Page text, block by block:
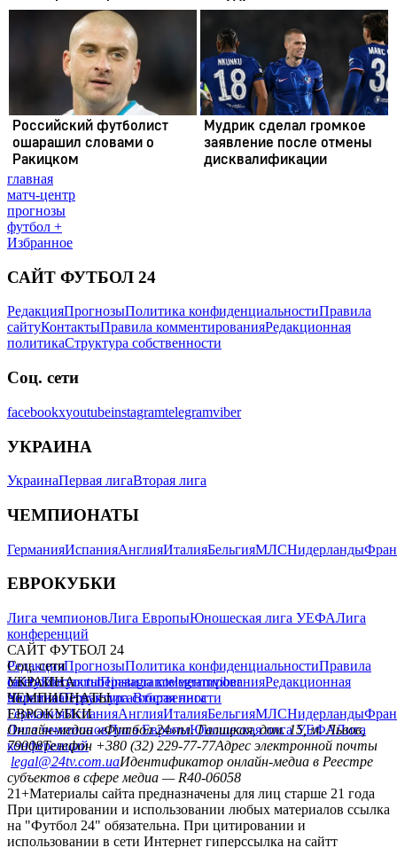
главная
матч-центр
прогнозы
футбол +
Избранное
САЙТ ФУТБОЛ 24
РедакцияПрогнозыПолитика конфиденциальностиПравила
сайтуКонтактыПравила комментированияРедакционная
политикаСтруктура собственности
Соц. сети
facebookxyoutubeinstagramtelegramviber
УКРАИНА
УкраинаПервая лигаВторая лига
ЧЕМПИОНАТЫ
ГерманияИспанияАнглияИталияБельгияМЛСНидерланды
ЕВРОКУБКИ
Лига чемпионовЛига ЕвропыЮношеская лига УЕФАЛига
конференций
САЙТ ФУТБОЛ 24
РедакцияПрогнозыПолитика конфиденциальностиПравила
сайтуКонтактыПравила комментированияРедакционная
политикаСтруктура собственности
Соц. сети
facebookxyoutubeinstagramtelegramviber
УКРАИНА
УкраинаПервая лигаВторая лига
ЧЕМПИОНАТЫ
ГерманияИспанияАнглияИталияБельгияМЛСНидерланды
ЕВРОКУБКИ
Лига чемпионовЛига ЕвропыЮношеская лига УЕФАЛига
конференций
Онлайн-медиа «Футбол 24»пл. Галицкая, дом. 15, м. Львов,
79008Телефон +380 (32) 229-77-77Адрес электронной почты
legal@24tv.com.uaИдентификатор онлайн-медиа в Реестре
субъектов в сфере медиа — R40-06058
21+Материалы сайта предназначены для лиц старше 21 года
При цитировании и использовании любых материалов ссылка
на "Футбол 24" обязательна. При цитировании и
использовании в сети Интернет гиперссылка на сайтт